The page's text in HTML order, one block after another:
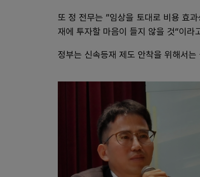
또 정 전무는 ”임상을 토대로 비용 효
재에 투자할 마음이 들지 않을 것“이라
정부는 신속등재 제도 안착을 위해서